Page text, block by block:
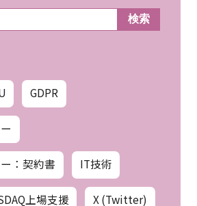
検索
GDPR
：契約書 IT技術
上場支援 X (Twitter)